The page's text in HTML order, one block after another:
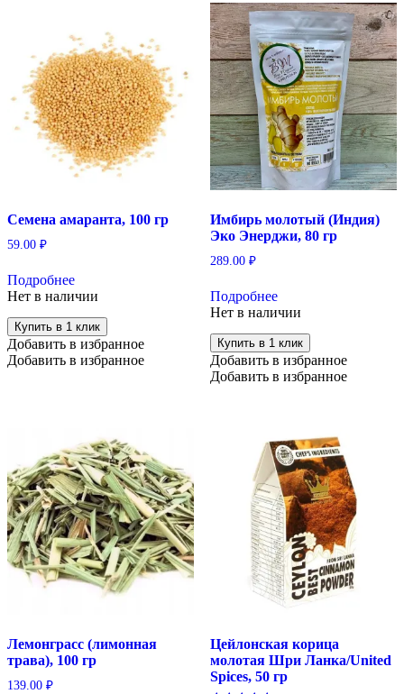
Семена амаранта, 100 гр
59.00 ₽
Подробнее
Нет в наличии
Купить в 1 клик
Добавить в избранное
Добавить в избранное
Имбирь молотый (Индия)
Эко Энерджи, 80 гр
289.00 ₽
Подробнее
Нет в наличии
Купить в 1 клик
Добавить в избранное
Добавить в избранное
Лемонграсс (лимонная
трава), 100 гр
139.00 ₽
Цейлонская корица
молотая Шри Ланка/United
Spices, 50 гр